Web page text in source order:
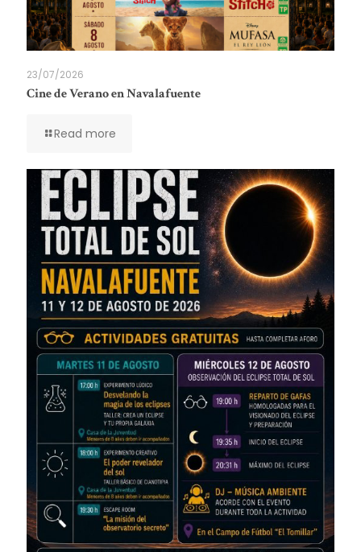
23/07/2026
Cine de Verano en Navalafuente
Read more